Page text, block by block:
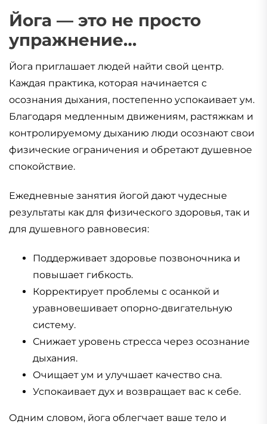
Йога — это не просто
упражнение…
Йога приглашает людей найти свой центр.
Каждая практика, которая начинается с
осознания дыхания, постепенно успокаивает ум.
Благодаря медленным движениям, растяжкам и
контролируемому дыханию люди осознают свои
физические ограничения и обретают душевное
спокойствие.
Ежедневные занятия йогой дают чудесные
результаты как для физического здоровья, так и
для душевного равновесия:
Поддерживает здоровье позвоночника и
повышает гибкость.
Корректирует проблемы с осанкой и
уравновешивает опорно-двигательную
систему.
Снижает уровень стресса через осознание
дыхания.
Очищает ум и улучшает качество сна.
Успокаивает дух и возвращает вас к себе.
Одним словом, йога облегчает ваше тело и